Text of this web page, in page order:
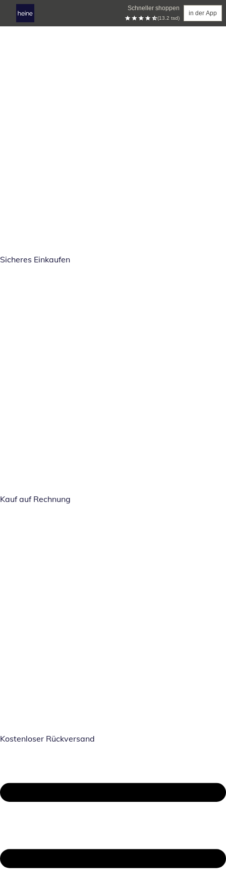
Schneller shoppen
(13.2 tsd)
in der App
Sicheres Einkaufen
Kauf auf Rechnung
Kostenloser Rückversand